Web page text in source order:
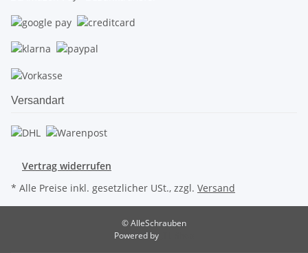
Versandart
Vertrag widerrufen
* Alle Preise inkl. gesetzlicher USt., zzgl. Versand
© AlleSchrauben
Powered by